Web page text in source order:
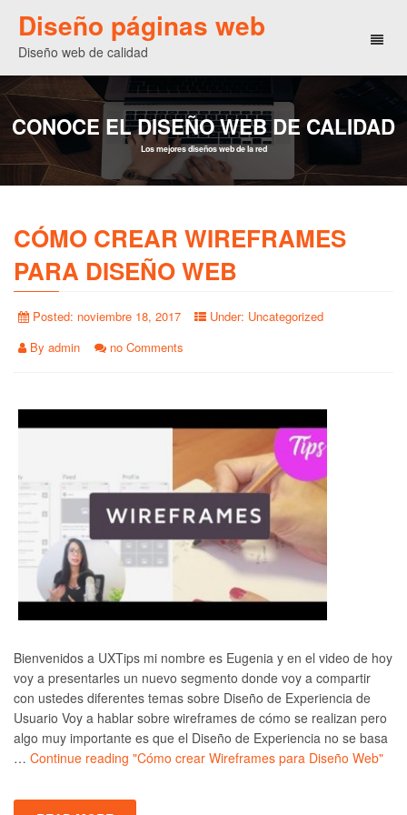
Diseño páginas web
Diseño web de calidad
CONOCE EL DISEÑO WEB DE CALIDAD
Los mejores diseños web de la red
CÓMO CREAR WIREFRAMES
PARA DISEÑO WEB
Posted: noviembre 18, 2017 Under: Uncategorized
By admin no Comments
Bienvenidos a UXTips mi nombre es Eugenia y en el video de hoy
voy a presentarles un nuevo segmento donde voy a compartir
con ustedes diferentes temas sobre Diseño de Experiencia de
Usuario Voy a hablar sobre wireframes de cómo se realizan pero
algo muy importante es que el Diseño de Experiencia no se basa
… Continue reading "Cómo crear Wireframes para Diseño Web"